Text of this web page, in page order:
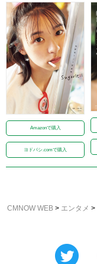
Amazonで購入
ヨドバシ.comで購入
CMNOW WEB > エンタメ >